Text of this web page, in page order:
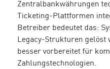
Zentralbankwährungen
Ticketing-Plattformen
Betreiber bedeutet das:
Legacy-Strukturen gelöst
besser vorbereitet für
Zahlungstechnologien.